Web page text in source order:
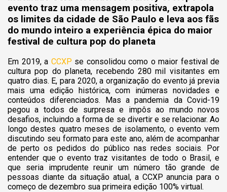
evento traz uma mensagem positiva, extrapola
os limites da cidade de São Paulo e leva aos fãs
do mundo inteiro a experiência épica do maior
festival de cultura pop do planeta
Em 2019, a CCXP se consolidou como o maior festival de
cultura pop do planeta, recebendo 280 mil visitantes em
quatro dias. E, para 2020, a organização do evento já previa
mais uma edição histórica, com inúmeras novidades e
conteúdos diferenciados. Mas a pandemia da Covid-19
pegou a todos de surpresa e impôs ao mundo novos
desafios, incluindo a forma de se divertir e se relacionar. Ao
longo destes quatro meses de isolamento, o evento vem
discutindo seu formato para este ano, além de acompanhar
de perto os pedidos do público nas redes sociais. Por
entender que o evento traz visitantes de todo o Brasil, e
que seria imprudente reunir um número tão grande de
pessoas diante da situação atual, a CCXP anuncia para o
começo de dezembro sua primeira edição 100% virtual.